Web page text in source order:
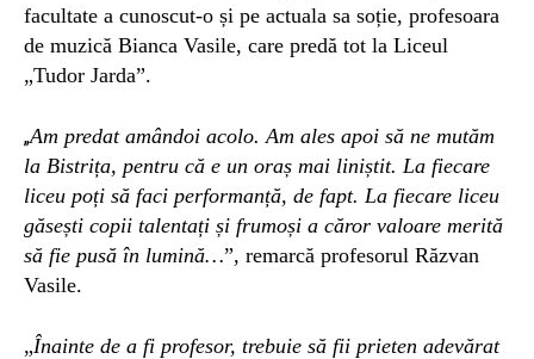
facultate a cunoscut-o și pe actuala sa soție, profesoara
de muzică Bianca Vasile, care predă tot la Liceul
„Tudor Jarda”.
„Am predat amândoi acolo. Am ales apoi să ne mutăm
la Bistrița, pentru că e un oraș mai liniștit. La fiecare
liceu poți să faci performanță, de fapt. La fiecare liceu
găsești copii talentați și frumoși a căror valoare merită
să fie pusă în lumină…”, remarcă profesorul Răzvan
Vasile.
„Înainte de a fi profesor, trebuie să fii prieten adevărat